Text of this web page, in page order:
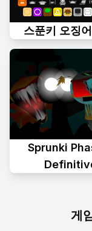
스푼키 오징
Sprunki
게